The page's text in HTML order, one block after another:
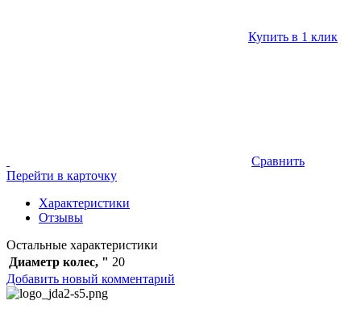
Купить в 1 клик
Сравнить
Перейти в карточку
Характеристики
Отзывы
Остальные характеристики
Диаметр колес, " 20
Добавить новый комментарий